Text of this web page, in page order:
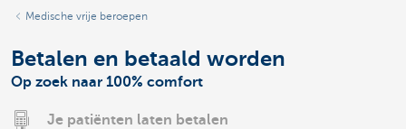
Medische vrije beroepen
Betalen en betaald worden
Op zoek naar 100% comfort
Je patiënten laten betalen